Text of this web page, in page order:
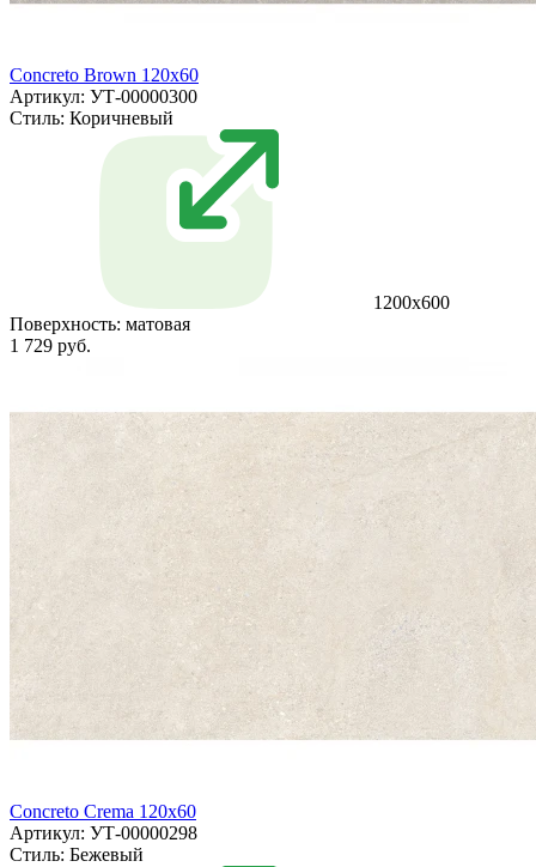
Concreto Brown 120x60
Артикул: УТ-00000300
Стиль: Коричневый
1200х600
Поверхность: матовая
1 729 руб.
Concreto Crema 120x60
Артикул: УТ-00000298
Стиль: Бежевый